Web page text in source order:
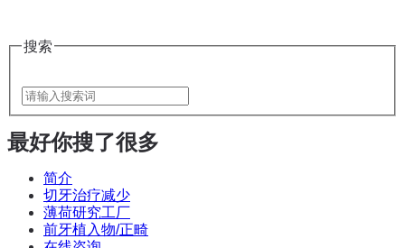
搜索
最好你搜了很多
简介
切牙治疗减少
薄荷研究工厂
前牙植入物/正畸